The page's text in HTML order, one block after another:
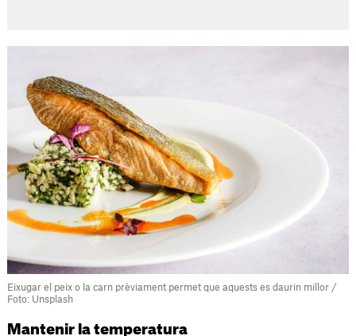
Eixugar el peix o la carn prèviament permet que aquests es daurin millor /
Foto: Unsplash
Mantenir la temperatura